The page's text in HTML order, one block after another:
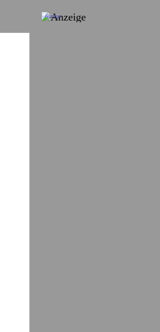
Anzeige